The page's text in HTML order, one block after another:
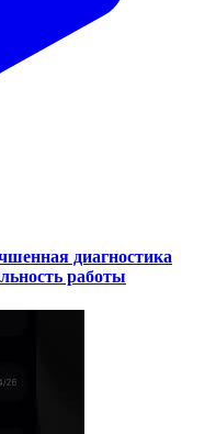
диагностика
работы